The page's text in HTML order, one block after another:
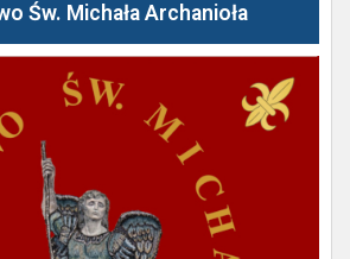
Św. Michała Archanioła